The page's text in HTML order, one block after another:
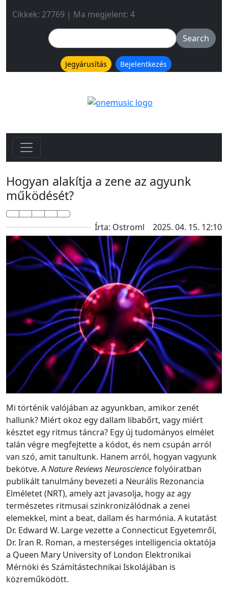
Cikkek: 27769 | Ma megjelent: 4
Jegyárusítás Bejelentkezés
Hogyan alakítja a zene az agyunk
működését?
Írta: Ostroml 2025. 04. 15. 12:10
Mi történik valójában az agyunkban, amikor zenét
hallunk? Miért okoz egy dallam libabőrt, vagy miért
késztet egy ritmus táncra? Egy új tudományos elmélet
talán végre megfejtette a kódot, és nem csupán arról
van szó, amit tanultunk. Hanem arról, hogyan vagyunk
bekötve. ANature Reviews Neurosciencefolyóiratban
publikált tanulmány bevezeti a Neurális Rezonancia
Elméletet (NRT), amely azt javasolja, hogy az agy
természetes ritmusai szinkronizálódnak a zenei
elemekkel, mint a beat, dallam és harmónia. A kutatást
Dr. Edward W. Large vezette a Connecticut Egyetemről,
Dr. Iran R. Roman, a mesterséges intelligencia oktatója
a Queen Mary University of London Elektronikai
Mérnöki és Számítástechnikai Iskolájában is
közreműködött.